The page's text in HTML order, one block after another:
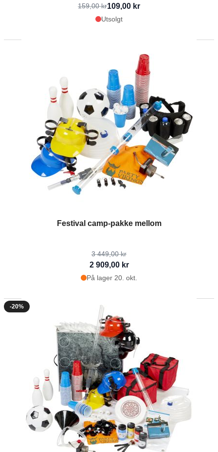
159,00 kr109,00 kr
Utsolgt
Festival camp-pakke mellom
The price depends on the options chosen on the product page
3 449,00 kr
2 909,00 kr
På lager 20. okt.
-20%